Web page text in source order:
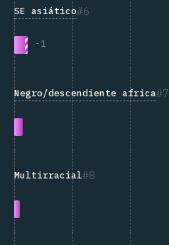
6
SE asiático
-1
7
Negro/descendiente africano
8
Multirracial